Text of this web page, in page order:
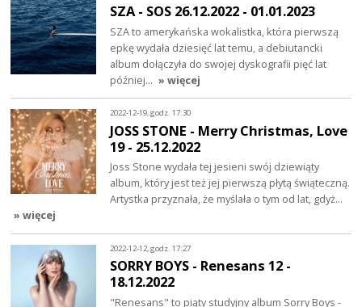
SZA - SOS 26.12.2022 - 01.01.2023
SZA to amerykańska wokalistka, która pierwszą
epkę wydała dziesięć lat temu, a debiutancki
album dołączyła do swojej dyskografii pięć lat
później… » więcej
2022-12-19, godz. 17:30
JOSS STONE - Merry Christmas, Love
19 - 25.12.2022
Joss Stone wydała tej jesieni swój dziewiąty
album, który jest też jej pierwszą płytą świąteczną.
Artystka przyznała, że myślała o tym od lat, gdyż…
» więcej
2022-12-12, godz. 17:27
SORRY BOYS - Renesans 12 -
18.12.2022
"Renesans" to piąty studyjny album Sorry Boys -